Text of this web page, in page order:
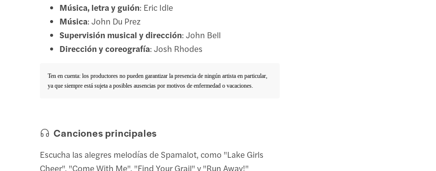
Música, letra y guión: Eric Idle
Música: John Du Prez
Supervisión musical y dirección: John Bell
Dirección y coreografía: Josh Rhodes
Ten en cuenta: los productores no pueden garantizar la presencia de ningún artista en particular,
ya que siempre está sujeta a posibles ausencias por motivos de enfermedad o vacaciones.
Canciones principales
Escucha las alegres melodías de Spamalot, como "Lake Girls
Cheer", "Come With Me", "Find Your Grail" y "Run Away!"